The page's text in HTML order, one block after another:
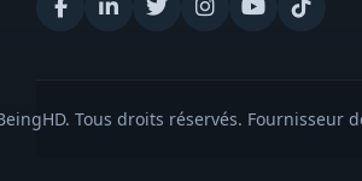
Tous droits réservés. Fournisseur